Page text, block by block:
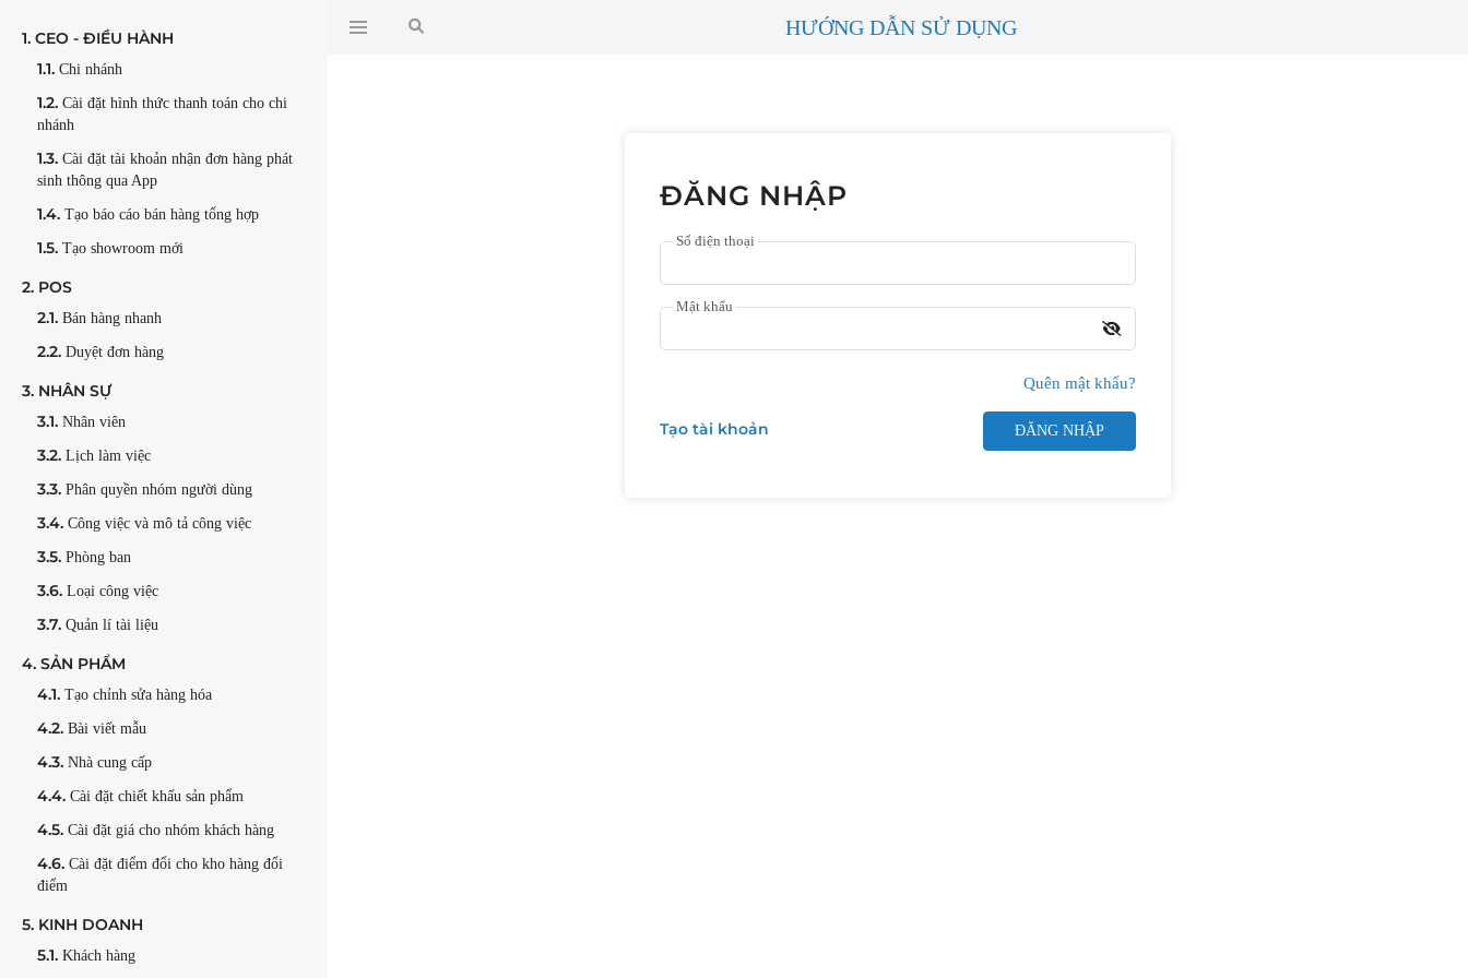
1. CEO - ĐIỀU HÀNH
1.1. Chi nhánh
1.2. Cài đặt hình thức thanh toán cho chi
nhánh
1.3. Cài đặt tài khoản nhận đơn hàng phát
sinh thông qua App
1.4. Tạo báo cáo bán hàng tổng hợp
1.5. Tạo showroom mới
2. POS
2.1. Bán hàng nhanh
2.2. Duyệt đơn hàng
3. NHÂN SỰ
3.1. Nhân viên
3.2. Lịch làm việc
3.3. Phân quyền nhóm người dùng
3.4. Công việc và mô tả công việc
3.5. Phòng ban
3.6. Loại công việc
3.7. Quản lí tài liệu
4. SẢN PHẨM
4.1. Tạo chỉnh sửa hàng hóa
4.2. Bài viết mẫu
4.3. Nhà cung cấp
4.4. Cài đặt chiết khấu sản phẩm
4.5. Cài đặt giá cho nhóm khách hàng
4.6. Cài đặt điểm đổi cho kho hàng đổi
điểm
5. KINH DOANH
5.1. Khách hàng
HƯỚNG DẪN SỬ DỤNG
ĐĂNG NHẬP
Số điện thoại
Mật khẩu
Quên mật khẩu?
Tạo tài khoản ĐĂNG NHẬP